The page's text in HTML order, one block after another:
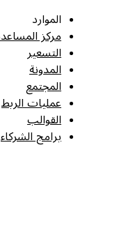
الموارد
مركز المساعدة
التسعير
المدونة
المجتمع
عمليات الربط
القوالب
برامج الشركاء